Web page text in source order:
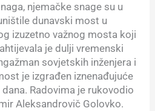
njemačke snage su u
dunavski most u
izuzetno važnog mosta koji
je dulji vremenski
sovjetskih inženjera i
je izgrađen iznenađujuće
Radovima je rukovodio
Aleksandrovič Golovko.